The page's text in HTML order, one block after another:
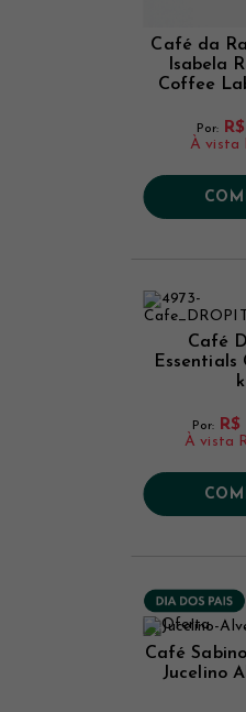
Café da
Isabela
Coffee
Por:
À vista
Café
Essentials
Por:
À vista
Café
Jucelino